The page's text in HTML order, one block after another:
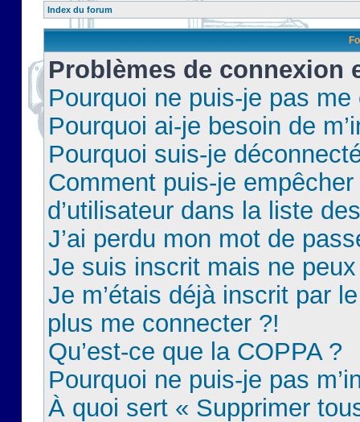
Index du forum
Problèmes de connexion
Pourquoi ne puis-je pas
Pourquoi ai-je besoin de
Pourquoi suis-je
Comment puis-je
d’utilisateur dans la liste
J’ai perdu mon mot de
Je suis inscrit mais ne
Je m’étais déjà inscrit par
plus me connecter ?!
Qu’est-ce que la COPPA ?
Pourquoi ne puis-je pas
À quoi sert « Supprimer